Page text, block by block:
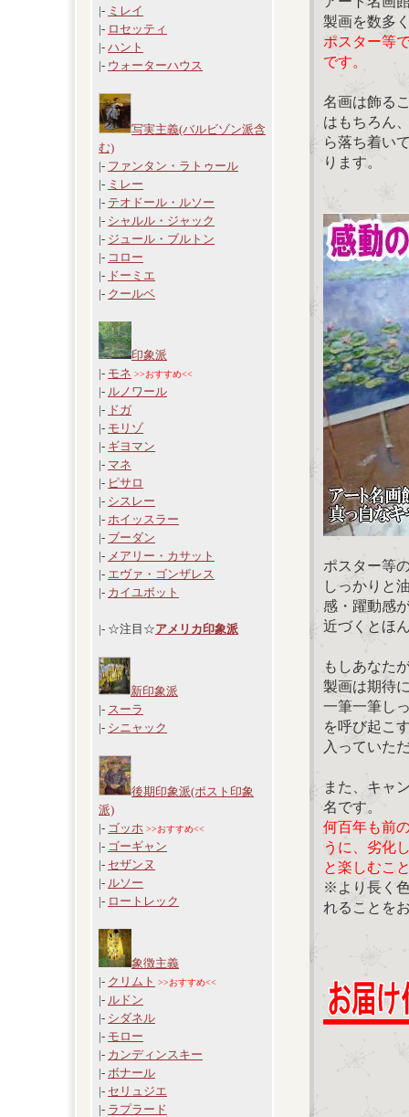
|- ミレイ
|- ロセッティ
|- ハント
|- ウォーターハウス
写実主義(バルビゾン派含
む)
|- ファンタン・ラトゥール
|- ミレー
|- テオドール・ルソー
|- シャルル・ジャック
|- ジュール・ブルトン
|- コロー
|- ドーミエ
|- クールベ
印象派
|- モネ >>おすすめ<<
|- ルノワール
|- ドガ
|- モリゾ
|- ギヨマン
|- マネ
|- ピサロ
|- シスレー
|- ホイッスラー
|- ブーダン
|- メアリー・カサット
|- エヴァ・ゴンザレス
|- カイユボット
|- ☆注目☆アメリカ印象派
新印象派
|- スーラ
|- シニャック
後期印象派(ポスト印象
派)
|- ゴッホ >>おすすめ<<
|- ゴーギャン
|- セザンヌ
|- ルソー
|- ロートレック
象徴主義
|- クリムト >>おすすめ<<
|- ルドン
|- シダネル
|- モロー
|- カンディンスキー
|- ボナール
|- セリュジエ
|- ラプラード
製画を数多
ポスター等
です。
名画は飾る
はもちろん
ら落ち着い
ります。
ポスター等
しっかりと
感・躍動感
近づくとほ
もしあなた
製画は期待
一筆一筆し
を呼び起こ
入っていた
また、キャ
名です。
何百年も前
うに、劣化
と楽しむこ
※より長く
れることを